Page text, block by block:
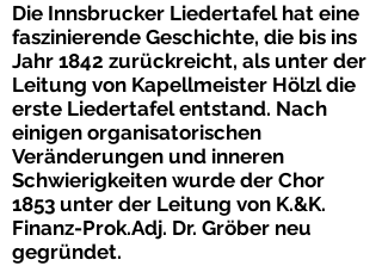
Die Innsbrucker Liedertafel hat eine
faszinierende Geschichte, die bis ins
Jahr 1842 zurückreicht, als unter der
Leitung von Kapellmeister Hölzldie
erste Liedertafel entstand. Nach
einigen organisatorischen
Veränderungen und inneren
Schwierigkeiten wurde der Chor
1853 unter der Leitung von K.&K.
Finanz-Prok.Adj. Dr. Gröber neu
gegründet.